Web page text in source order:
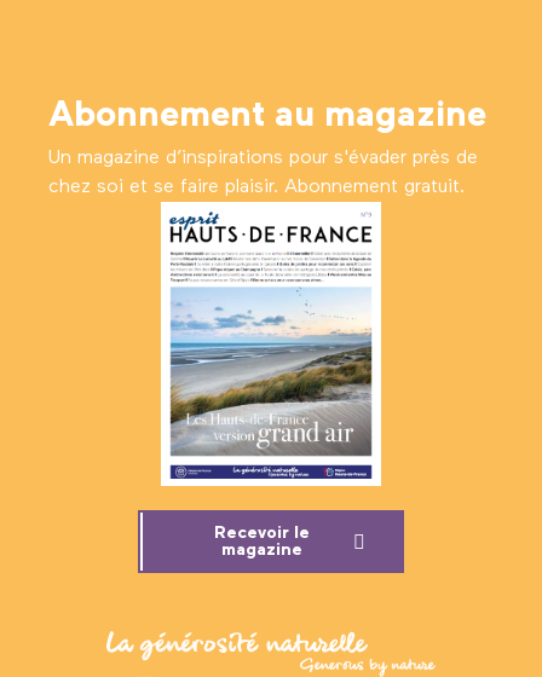
Abonnement au magazine
Un magazine d’inspirations pour s'évader près de
chez soi et se faire plaisir. Abonnement gratuit.
Recevoir le
magazine